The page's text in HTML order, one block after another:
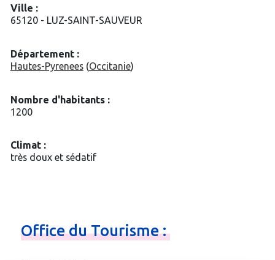
Ville :
65120 - LUZ-SAINT-SAUVEUR
Département :
Hautes-Pyrenees(Occitanie)
Nombre d'habitants :
1200
Climat :
très doux et sédatif
OfficeduTourisme: